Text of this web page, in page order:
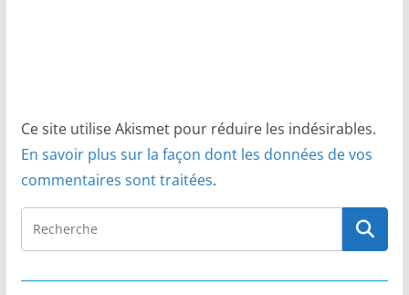
Ce site utilise Akismet pour réduire les indésirables.
En savoir plus sur la façon dont les données de vos
commentaires sont traitées.